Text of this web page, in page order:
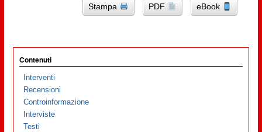
Stampa PDF eBook
Contenuti
Interventi
Recensioni
Controinformazione
Interviste
Testi